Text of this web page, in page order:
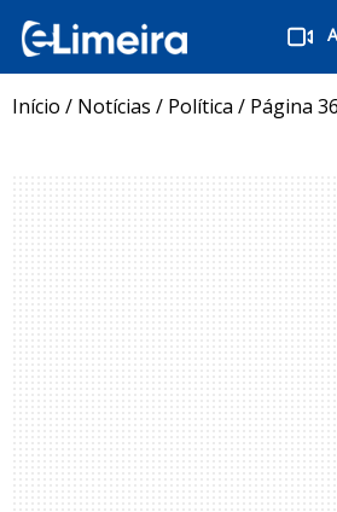
Início / Notícias / Política / Página